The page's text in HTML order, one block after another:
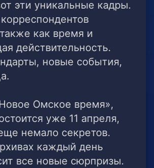
эти уникальные кадры.
как время и
действительность.
новые события,
Омское время»,
уже 11 апреля,
немало секретов.
каждый день
все новые сюрпризы.